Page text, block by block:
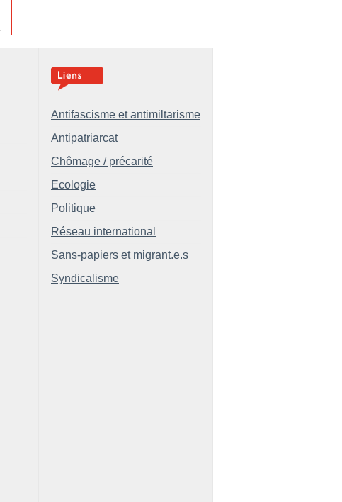
Antifascisme et antimiltarisme
Antipatriarcat
Chômage / précarité
Ecologie
Politique
Réseau international
Sans-papiers et migrant.e.s
Syndicalisme